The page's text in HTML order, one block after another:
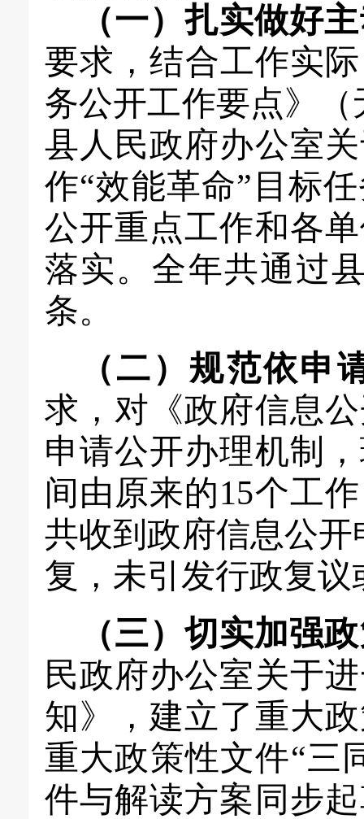
（一）扎实做好
要求，结合工作实
务公开工作要点》（
县 人民政府办公室
作“效能革命”目标
公开重点工作和各
落实。 全年共通过
条。
（二） 规范依申
求，对 《政府信息
申请公开办理机制
间由原来的15个工
共收到政府信息公开
复，未引发行政复议
（三）切实加强
民政府办公室关于
知》，建立了重大
重大政策性文件“三
件与解读方案同步